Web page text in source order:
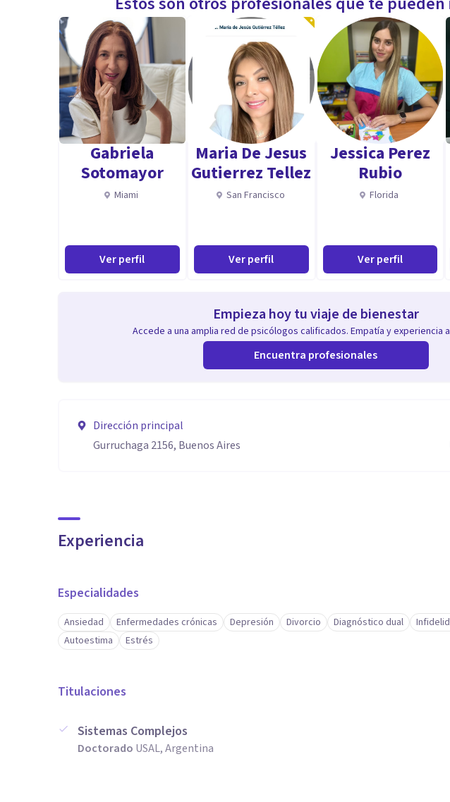
Gabriela
Sotomayor
Miami
Ver perfil
Maria De Jesus
Gutierrez Tellez
San Francisco
Ver perfil
Jessica Perez
Rubio
Florida
Ver perfil
Empieza hoy tu viaje de bienestar
Accede a una amplia red de psicólogos calificados. Empatía y experiencia
Encuentra profesionales
Dirección principal
Gurruchaga 2156, Buenos Aires
Experiencia
Especialidades
Ansiedad Enfermedades crónicas Depresión Divorcio Diagnóstico dual
Autoestima
Estrés
Titulaciones
Sistemas Complejos
Doctorado USAL, Argentina